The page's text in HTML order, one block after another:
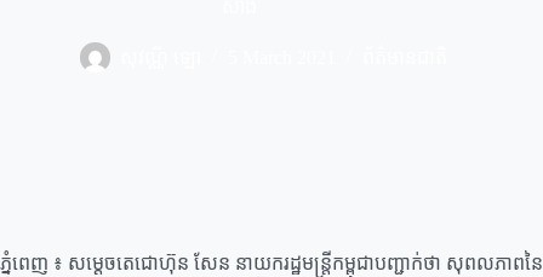
ភ្នំពេញ ៖ សម្ដេចតេជោហ៊ុន សែន នាយករដ្ឋមន្ត្រីកម្ពុជាបញ្ជាក់ថា សុពលភាពនៃ